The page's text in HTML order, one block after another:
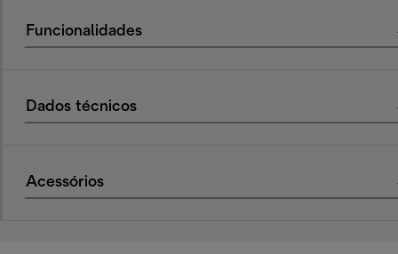
Funcionalidades
Dados técnicos
Acessórios